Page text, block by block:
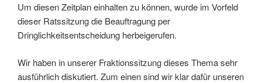
Um diesen Zeitplan einhalten zu können, wurde im Vorfeld
dieser Ratssitzung die Beauftragung per
Dringlichkeitsentscheidung herbeigerufen.
Wir haben in unserer Fraktionssitzung dieses Thema sehr
ausführlich diskutiert. Zum einen sind wir klar dafür unseren